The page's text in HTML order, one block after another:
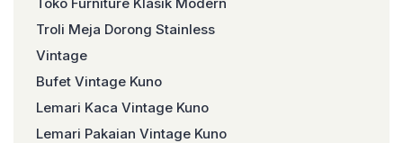
Troli Meja Dorong Stainless
Vintage
Bufet Vintage Kuno
Lemari Kaca Vintage Kuno
Lemari Pakaian Vintage Kuno